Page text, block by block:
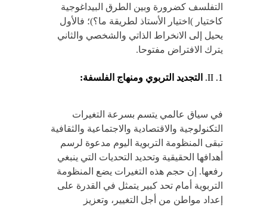
التفلسف كضرورة وبين الطرق البيداغوجية
كاختيار )اختيار الأستاذ لطريقة ما؟)؛ فالأول
يحيل إلى الانخراط الذاتي والشخصي والثاني
يترك الافتراض مفتوحا.
II. التجديد التربوي ومنهاج الفلسفة:
في سياق عالمي يتسم بسرعة التغيرات
التكنولوجية والاقتصادية والاجتماعية والثقافية
تبقى المنظومة التربوية اليوم مدعوة لرسم
أهدافها الحقيقية وتحديد التحديات التي ينبغي
رفعها. إن حجم هذه التغيرات يضع المنظومة
التربوية أمام تحد كبير يتمثل في القدرة على
إعداد مواطن من أجل التغيير، وتعزيز